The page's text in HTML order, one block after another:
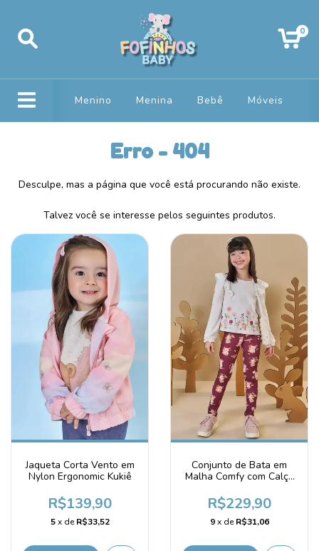
0
Menino Menina Bebê Móveis
Erro - 404
Desculpe, mas a página que você está procurando não existe.
Talvez você se interesse pelos seguintes produtos.
Jaqueta Corta Vento em
Nylon Ergonomic Kukiê
R$139,90
5 x deR$33,52
Conjunto de Bata em
Malha Comfy com Calça
Power Infanti
R$229,90
9 x deR$31,06